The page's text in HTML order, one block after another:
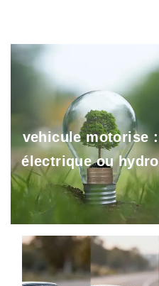
vehicule motorise
électrique ou